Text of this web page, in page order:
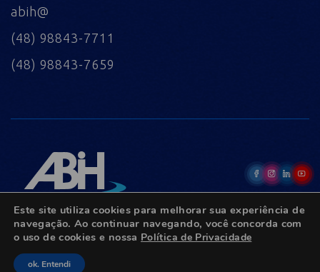
abih@
(48) 98843-7711
(48) 98843-7659
© Copyright 2022 - Todos os direitos reservados.
Este site utiliza cookies para melhorar sua experiência de
navegação. Ao continuar navegando, você concorda com
o uso de cookies e nossa Política de Privacidade
ok. Entendi